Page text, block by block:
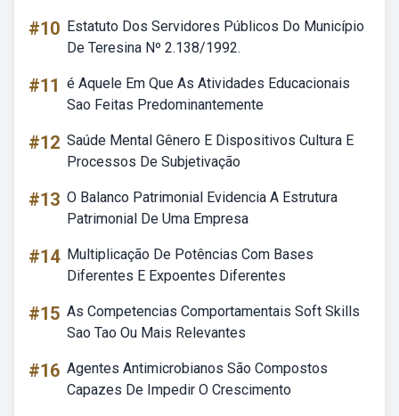
#10 Estatuto Dos Servidores Públicos Do Município
De Teresina Nº 2.138/1992.
#11 é Aquele Em Que As Atividades Educacionais
Sao Feitas Predominantemente
#12 Saúde Mental Gênero E Dispositivos Cultura E
Processos De Subjetivação
#13 O Balanco Patrimonial Evidencia A Estrutura
Patrimonial De Uma Empresa
#14 Multiplicação De Potências Com Bases
Diferentes E Expoentes Diferentes
#15 As Competencias Comportamentais Soft Skills
Sao Tao Ou Mais Relevantes
#16 Agentes Antimicrobianos São Compostos
Capazes De Impedir O Crescimento